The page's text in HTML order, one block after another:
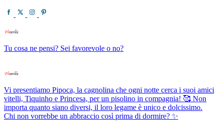
Tu cosa ne pensi? Sei favorevole o no?
Vi presentiamo Pipoca, la cagnolina che ogni notte cerca i suoi amici
vitelli, Tiquinho e Princesa, per un pisolino in compagnia! 🥰 Non
importa quanto siano diversi, il loro legame è unico e dolcissimo.
Chi non vorrebbe un abbraccio così prima di dormire? ✨